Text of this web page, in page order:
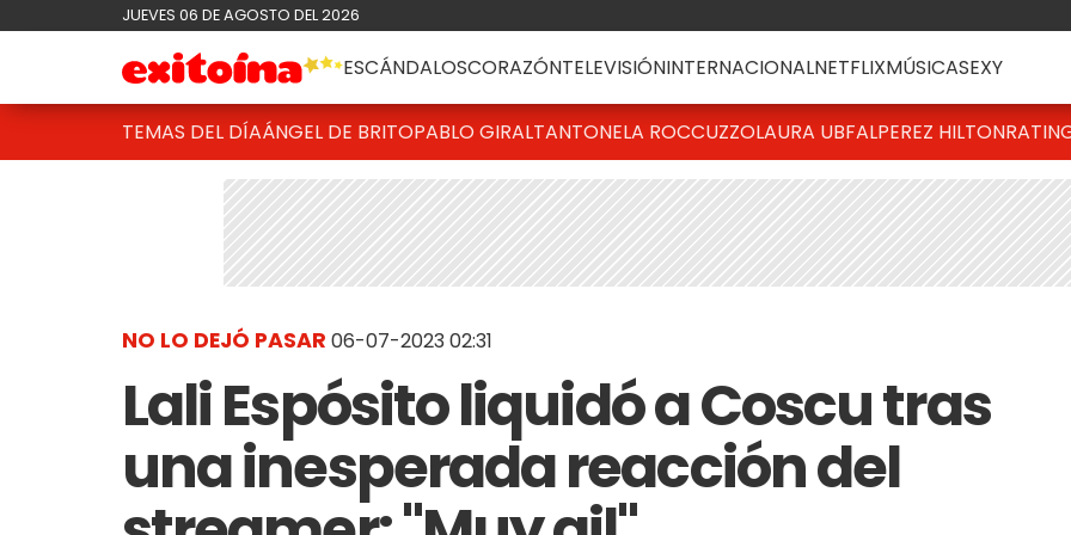
JUEVES 06 DE AGOSTO DEL 2026
ESCÁNDALOSCORAZÓNTELEVISIÓNINTERNACIONALNETFLIXMÚSICASEXY
TEMAS DEL DÍAÁNGEL DE BRITOPABLO GIRALTANTONELA ROCCUZZOLAURA UBFALPEREZ HILTON
NO LO DEJÓ PASAR 06-07-2023 02:31
Lali Espósito liquidó a Coscu tras
una inesperada reacción del